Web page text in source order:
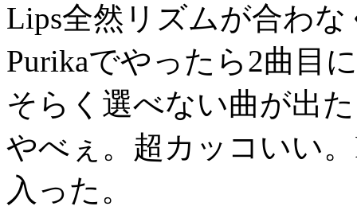
Lips全然リズムが合わ
Purikaでやったら2曲目
そらく選べない曲が出
やべぇ。超カッコいい
入った。